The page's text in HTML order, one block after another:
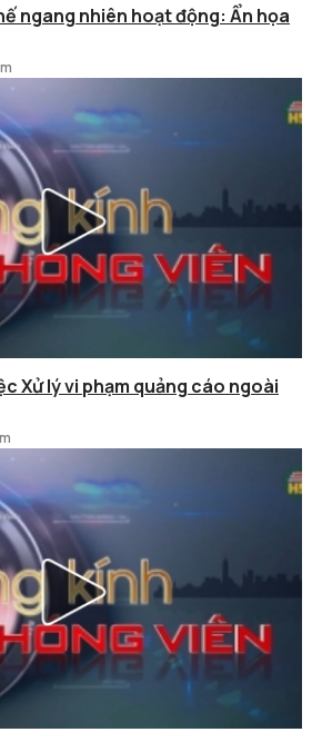
ngang nhiên hoạt động: Ẩn họa
Xử lý vi phạm quảng cáo ngoài